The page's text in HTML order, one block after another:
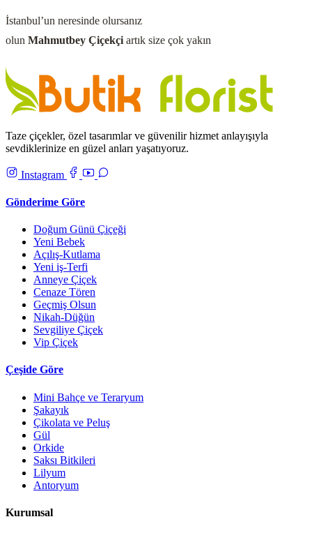
İstanbul’un neresinde olursanız
olun Mahmutbey Çiçekçi artık size çok yakın
Taze çiçekler, özel tasarımlar ve güvenilir hizmet anlayışıyla
sevdiklerinize en güzel anları yaşatıyoruz.
Instagram
Gönderime Göre
Doğum Günü Çiçeği
Yeni Bebek
Açılış-Kutlama
Yeni iş-Terfi
Anneye Çiçek
Cenaze Tören
Geçmiş Olsun
Nikah-Düğün
Sevgiliye Çiçek
Vip Çiçek
Çeşide Göre
Mini Bahçe ve Teraryum
Şakayık
Çikolata ve Peluş
Gül
Orkide
Saksı Bitkileri
Lilyum
Antoryum
Kurumsal